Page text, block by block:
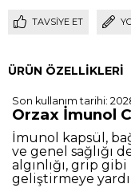
TAVSIYE ET
ÜRÜN ÖZELLIKLERI
Son kullanım tarihi:
Orzax İmunol
İmunol kapsül,
ve genel sağlığı
algınlığı, grip
geliştirmeye